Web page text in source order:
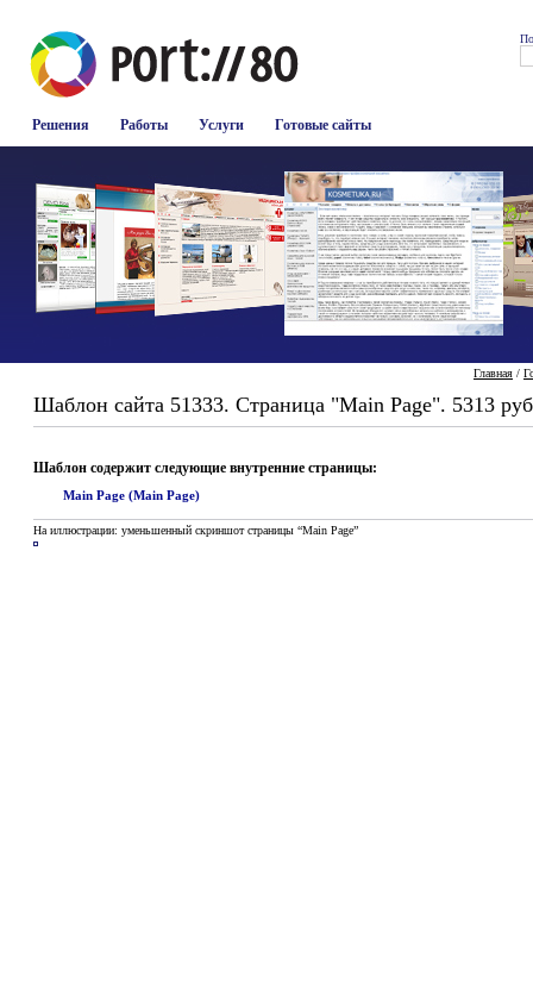
Решения Работы Услуги Готовые сайты
Главная /
Шаблон сайта 51333. Страница "Main Page". 5313
Шаблон содержит следующие внутренние страницы:
Main Page (Main Page)
На иллюстрации: уменьшенный скриншот страницы “Main Page”